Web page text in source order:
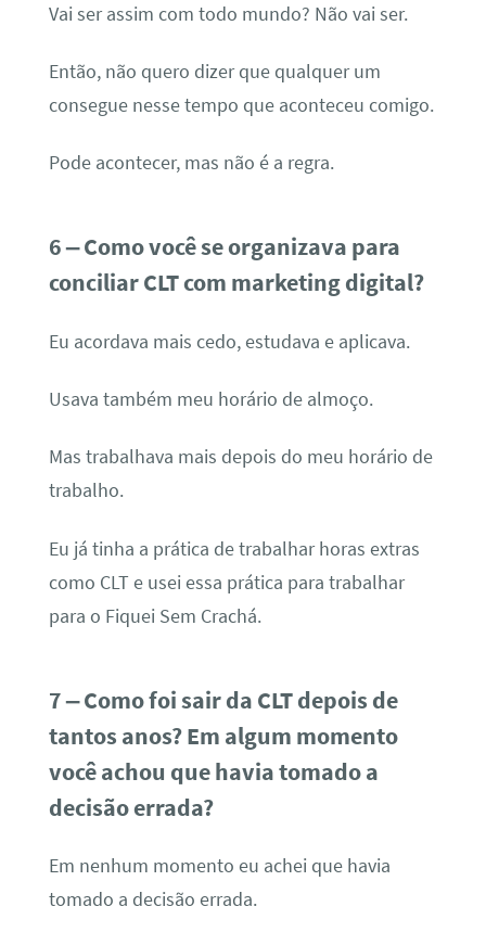
Vai ser assim com todo mundo? Não vai ser.
Então, não quero dizer que qualquer um
consegue nesse tempo que aconteceu comigo.
Pode acontecer, mas não é a regra.
6 – Como você se organizava para
conciliar CLT com marketing digital?
Eu acordava mais cedo, estudava e aplicava.
Usava também meu horário de almoço.
Mas trabalhava mais depois do meu horário de
trabalho.
Eu já tinha a prática de trabalhar horas extras
como CLT e usei essa prática para trabalhar
para o Fiquei Sem Crachá.
7 – Como foi sair da CLT depois de
tantos anos? Em algum momento
você achou que havia tomado a
decisão errada?
Em nenhum momento eu achei que havia
tomado a decisão errada.